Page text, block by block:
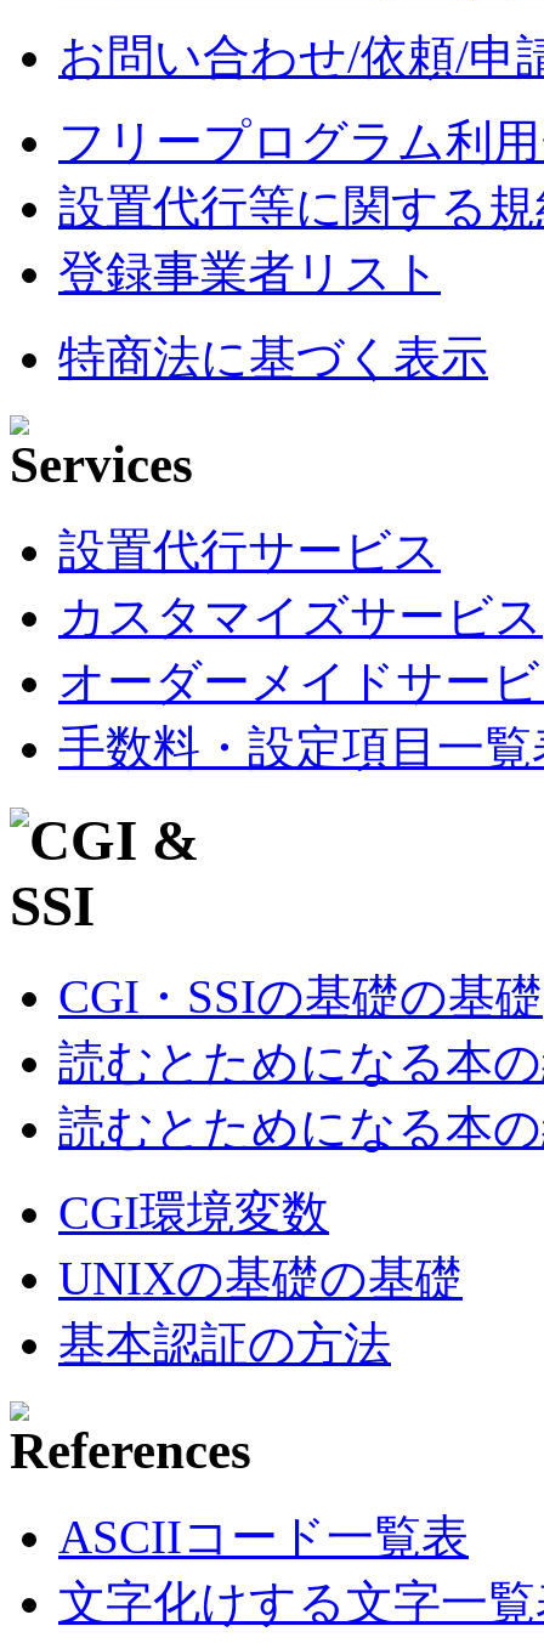
お問い合わせ/依頼/申
フリープログラム利
設置代行等に関する
登録事業者リスト
特商法に基づく表示
設置代行サービス
カスタマイズサービス
オーダーメイドサー
手数料・設定項目一覧
CGI・SSIの基礎の基礎
読むとためになる本
読むとためになる本
CGI環境変数
UNIXの基礎の基礎
基本認証の方法
ASCIIコード一覧表
文字化けする文字一